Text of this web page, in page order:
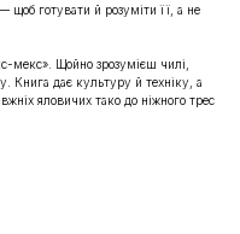
щоб готувати й розуміти її, а не
мекс». Щойно зрозумієш чилі,
Книга дає культуру й техніку, а
яловичих тако до ніжного трес